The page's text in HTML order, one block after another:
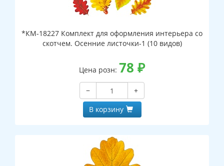
*КМ-18227 Комплект для оформления интерьера со
скотчем. Осенние листочки-1 (10 видов)
Цена розн: 78 ₽
−
+
В корзину